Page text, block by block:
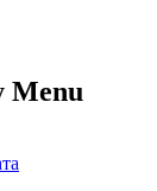
Menu